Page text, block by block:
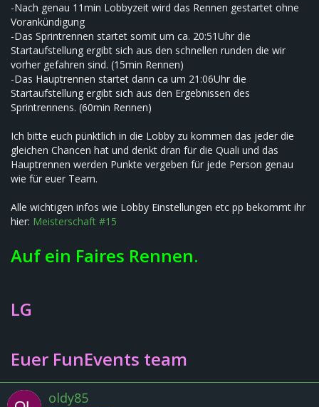
-Nach genau 11min Lobbyzeit wird das Rennen gestartet ohne
Vorankündigung
-Das Sprintrennen startet somit um ca. 20:51Uhr die
Startaufstellung ergibt sich aus den schnellen runden die wir
vorher gefahren sind. (15min Rennen)
-Das Hauptrennen startet dann ca um 21:06Uhr die
Startaufstellung ergibt sich aus den Ergebnissen des
Sprintrennens. (60min Rennen)
Ich bitte euch pünktlich in die Lobby zu kommen das jeder die
gleichen Chancen hat und denkt dran für die Quali und das
Hauptrennen werden Punkte vergeben für jede Person genau
wie für euer Team.
Alle wichtigen infos wie Lobby Einstellungen etc pp bekommt ihr
hier: Meisterschaft #15
Auf ein Faires Rennen.
LG
Euer FunEvents team
oldy85